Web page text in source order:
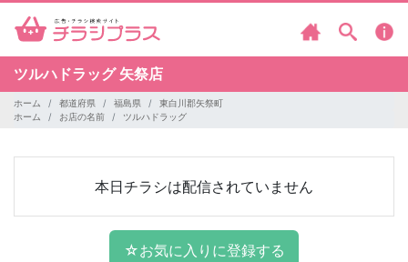
ツルハドラッグ 矢祭店
ホーム 都道府県 福島県
東白川郡矢祭町
ホーム
お店の名前 ツルハドラッグ
本日チラシは配信されていません